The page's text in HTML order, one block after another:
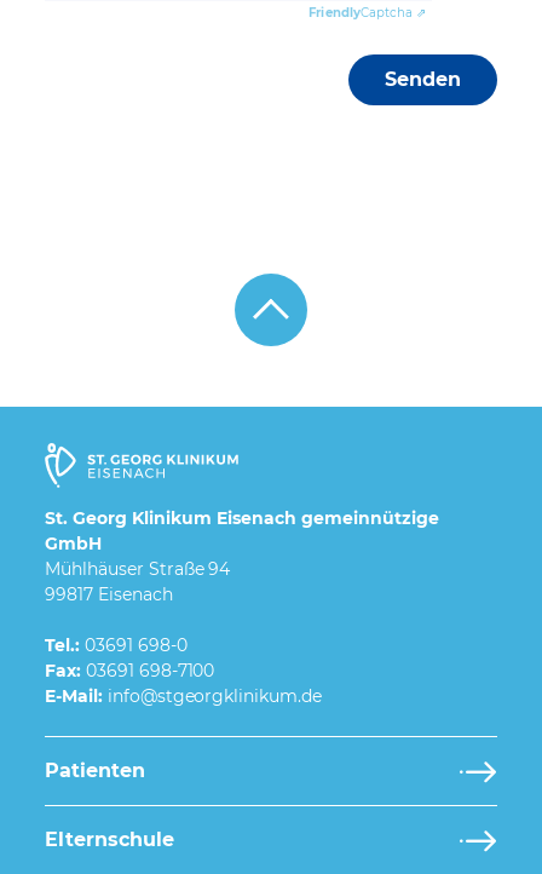
FriendlyCaptcha ⇗
St. Georg Klinikum Eisenach gemeinnützige
GmbH
Mühlhäuser Straße 94
99817 Eisenach
Tel.: 03691 698-0
Fax: 03691 698-7100
E-Mail:
Patienten
Elternschule